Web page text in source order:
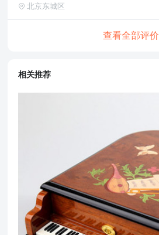
北京东城区
查看全部评价
相关推荐